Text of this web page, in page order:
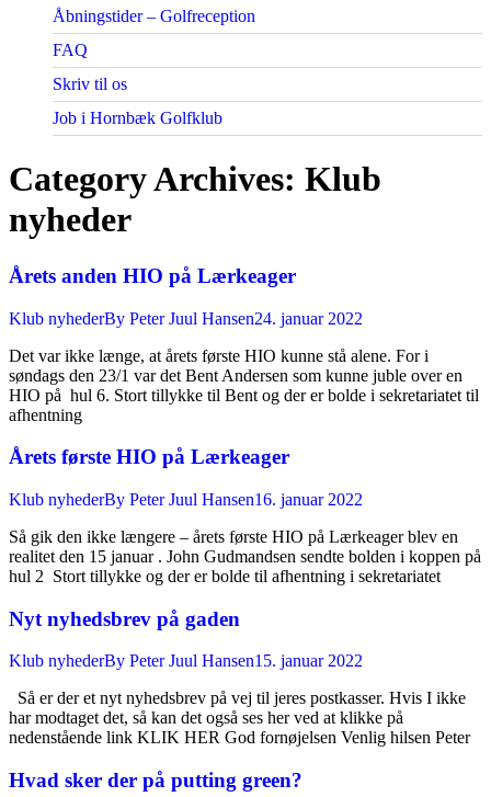
Åbningstider – Golfreception
FAQ
Skriv til os
Job i Hornbæk Golfklub
Category Archives: Klub
nyheder
Årets anden HIO på Lærkeager
Klub nyhederBy Peter Juul Hansen24. januar 2022
Det var ikke længe, at årets første HIO kunne stå alene. For i
søndags den 23/1 var det Bent Andersen som kunne juble over en
HIO på hul 6. Stort tillykke til Bent og der er bolde i sekretariatet til
afhentning
Årets første HIO på Lærkeager
Klub nyhederBy Peter Juul Hansen16. januar 2022
Så gik den ikke længere – årets første HIO på Lærkeager blev en
realitet den 15 januar . John Gudmandsen sendte bolden i koppen på
hul 2 Stort tillykke og der er bolde til afhentning i sekretariatet
Nyt nyhedsbrev på gaden
Klub nyhederBy Peter Juul Hansen15. januar 2022
Så er der et nyt nyhedsbrev på vej til jeres postkasser. Hvis I ikke
har modtaget det, så kan det også ses her ved at klikke på
nedenstående link KLIK HER God fornøjelsen Venlig hilsen Peter
Hvad sker der på putting green?